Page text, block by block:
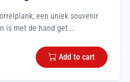
een uniek souvenir
is met de hand get...
Add to cart